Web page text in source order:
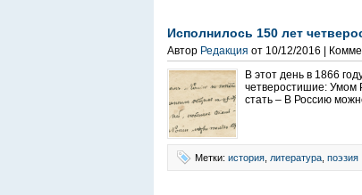
Исполнилось 150 лет
Автор Редакция от 10/12/2016 |
В этот день в 1866
четверостишие: Умом
стать – В Россию
Метки: история литература поэзия